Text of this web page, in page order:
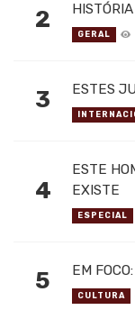
2
GERAL
3 ESTES
4
ESTE
EXISTE
ESPECIAL
5 EM
CULTURA